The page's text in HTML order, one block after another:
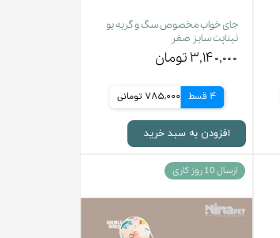
جای خواب مخصوص سگ و گربه یو
نیناپت سایز صفر
۳,۱۴۰,۰۰۰ تومان
4 قسط 785,000 تومانی
افزودن به سبد خرید
ارسال 10 روز کاری